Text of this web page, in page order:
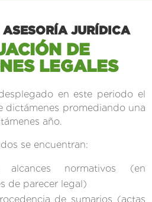
ASESORÍA JURÍDICA
DE
LEGALES
en este periodo el
dictámenes promediando una
año.
se encuentran:
alcances normativos (en
de parecer legal)
de sumarios (actas